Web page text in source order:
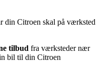
din Citroen skal på værksted
tilbud fra værksteder nær
bil til din Citroen